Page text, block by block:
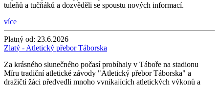
tuleňů a tučňáků a dozvěděli se spoustu nových informací.
více
Platný od: 23.6.2026
Zlatý - Atletický přebor Táborska
Za krásného slunečného počasí probíhaly v Táboře na stadionu
Míru tradiční atletické závody "Atletický přebor Táborska" a
dražičtí žáci předvedli mnoho vynikajících atletických výkonů a